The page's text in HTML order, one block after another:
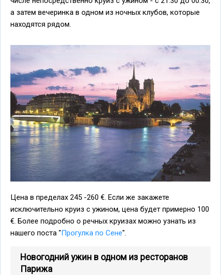
а затем вечеринка в одном из ночных клубов, которые
находятся рядом.
Цена в пределах 245 -260 €. Если же закажете
исключительно круиз с ужином, цена будет примерно 100
€. Более подробно о речных круизах можно узнать из
нашего поста " Прогулка по Сене".
Новогодний ужин в одном из ресторанов
Парижа